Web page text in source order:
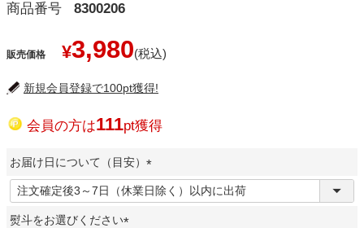
商品番号 8300206
販売価格 ¥3,980
新規会員登録で100pt獲得!
会員の方は111pt獲得
お届け日について（目安）
(
必
熨斗をお選びください